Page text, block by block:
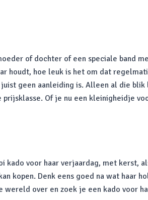
of dochter of een speciale band
houdt, hoe leuk is het om dat
geen aanleiding is. Alleen al die blik
Of je nu een kleinigheidje
voor haar verjaardag, met kerst,
Denk eens goed na wat haar
over en zoek je een kado voor